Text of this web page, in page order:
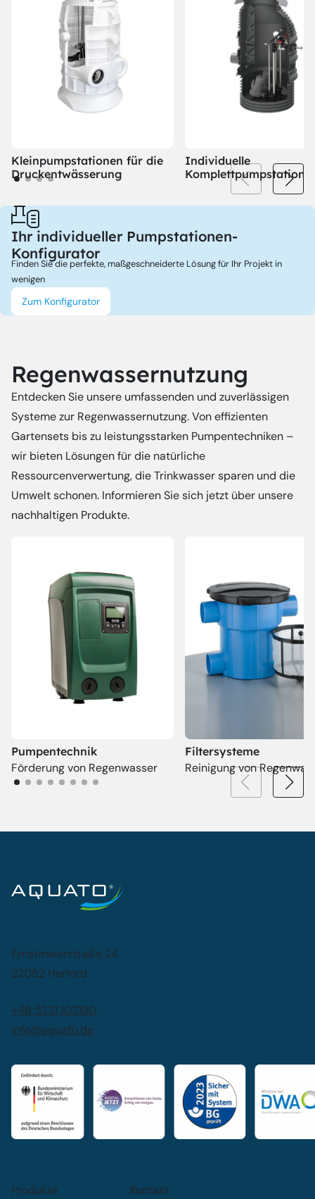
Kleinpumpstationen für die
Druckentwässerung
Individuelle
Ihr individueller Pumpstationen-
Konfigurator
Finden Sie die perfekte, maßgeschneiderte Lösung für Ihr Projekt in
wenigen
Zum Konfigurator
Regenwassernutzung
Entdecken Sie unsere umfassenden und zuverlässigen
Systeme zur Regenwassernutzung. Von effizienten
Gartensets bis zu leistungsstarken Pumpentechniken –
wir bieten Lösungen für die natürliche
Ressourcenverwertung, die Trinkwasser sparen und die
Umwelt schonen. Informieren Sie sich jetzt über unsere
nachhaltigen Produkte.
Pumpentechnik
Förderung von Regenwasser
Filtersysteme
Reinigung von
Ernstmeierstraße 24
32052 Herford
+49 5221 102190
info@aquato.de
Produkte Kontakt